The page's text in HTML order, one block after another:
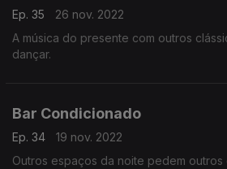
Ep. 35
26 nov. 2022
A música do presente com outros
dançar.
Bar Condicionado
Ep. 34
19 nov. 2022
Outros espaços da noite pedem outros